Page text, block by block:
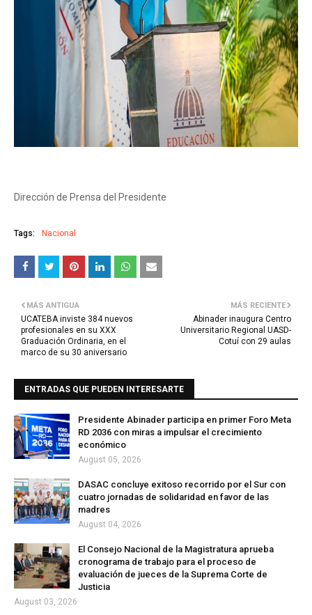
Dirección de Prensa del Presidente
Tags: Nacional
MÁS RECIENTE
Abinader inaugura Centro
Universitario Regional UASD-
Cotuí con 29 aulas
MÁS ANTIGUA
UCATEBA inviste 384 nuevos
profesionales en su XXX
Graduación Ordinaria, en el
marco de su 30 aniversario
ENTRADAS QUE PUEDEN INTERESARTE
Presidente Abinader participa en primer Foro Meta
RD 2036 con miras a impulsar el crecimiento
económico
August 05, 2026
DASAC concluye exitoso recorrido por el Sur con
cuatro jornadas de solidaridad en favor de las
madres
August 04, 2026
El Consejo Nacional de la Magistratura aprueba
cronograma de trabajo para el proceso de
evaluación de jueces de la Suprema Corte de
Justicia
August 03, 2026